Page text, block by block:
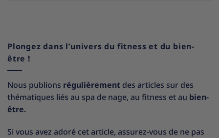
Plongez dans l’univers du fitness et du bien-
être !
Nous publions régulièrement des articles sur des
thématiques liés au spa de nage, au fitness et au bien-
être.
Si vous avez adoré cet article, assurez-vous de ne pas